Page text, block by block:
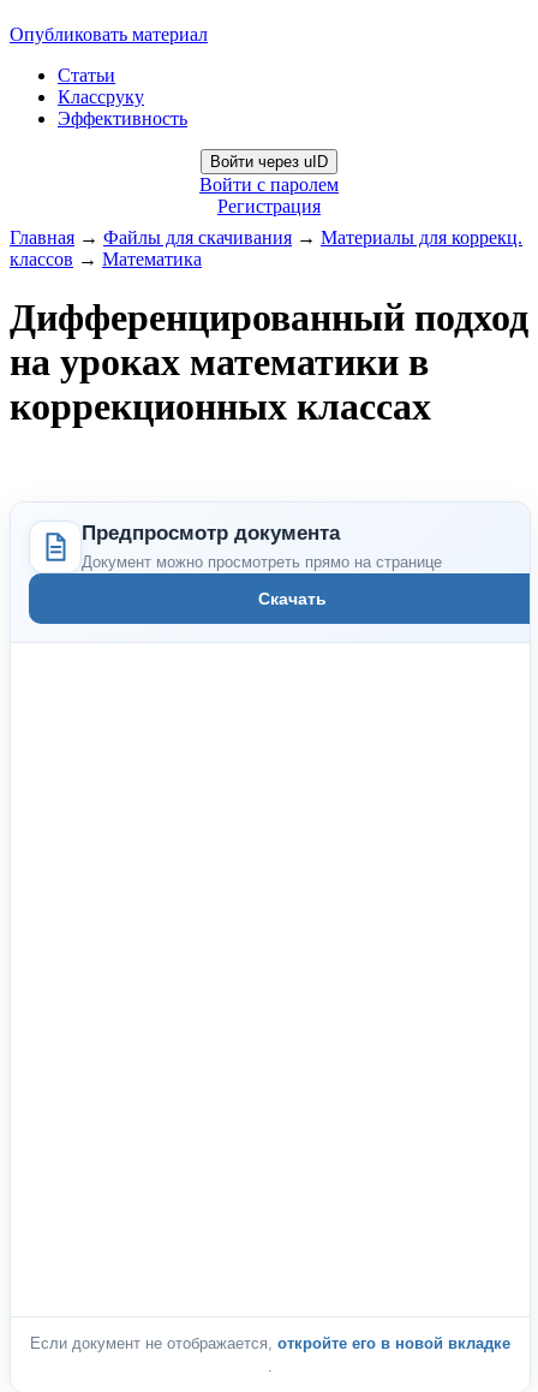
Опубликовать материал
Статьи
Классруку
Эффективность
Войти через uID
Войти с паролем
Регистрация
Главная → Файлы для скачивания → Материалы для коррекц.
классов → Математика
Дифференцированный подход
на уроках математики в
коррекционных классах
Предпросмотр документа
Документ можно просмотреть прямо на странице
Скачать
Если документ не отображается, откройте его в новой вкладке